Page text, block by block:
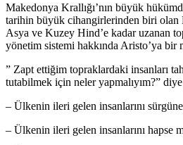
Makedonya Krallığı’nın büyük
tarihin büyük cihangirlerinden biri olan
Asya ve Kuzey Hind’e kadar uzanan
yönetim sistemi hakkında Aristo’ya bir
” Zapt ettiğim topraklardaki insanları
tutabilmek için neler yapmalıyım?”
– Ülkenin ileri gelen insanlarını
– Ülkenin ileri gelen insanlarını hapse